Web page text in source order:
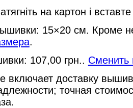
на картон і
15×20 см. Кроме
.
107,00 грн.. Сменить
включает доставку
точная